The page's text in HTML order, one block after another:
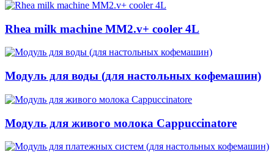
Rhea milk machine MM2.v+ cooler 4L
Модуль для воды (для настольных кофемашин)
Модуль для живого молока Cappuccinatore